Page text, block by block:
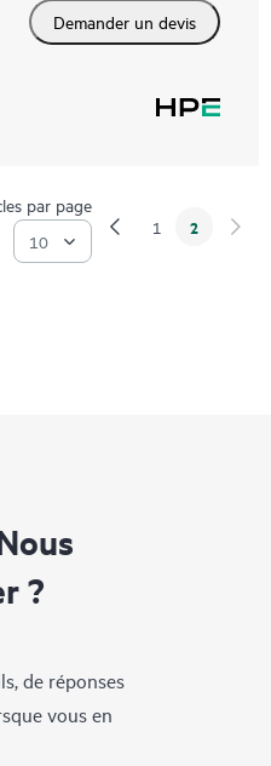
Demander un devis
par page
1 2
?
de réponses
vous en